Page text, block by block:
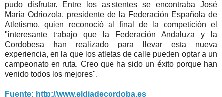
pudo disfrutar. Entre los asistentes se encontraba José
María Odriozola, presidente de la Federación Española de
Atletismo, quien reconoció al final de la competición el
"interesante trabajo que la Federación Andaluza y la
Cordobesa han realizado para llevar esta nueva
experiencia, en la que los atletas de calle pueden optar a un
campeonato en ruta. Creo que ha sido un éxito porque han
venido todos los mejores".
Fuente: http://www.eldiadecordoba.es